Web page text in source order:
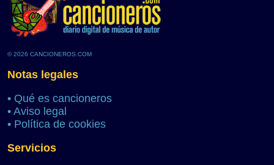
© 2026 CANCIONEROS.COM
Notas legales
• Qué es cancioneros
• Aviso legal
• Política de cookies
Servicios